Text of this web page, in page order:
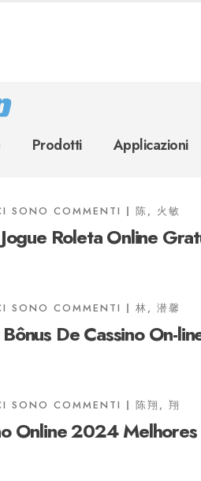
Prodotti Applicazioni
SONO COMMENTI 陈, 火敏
Roleta Online
SONO COMMENTI 林, 潜馨
De Cassino On-
SONO COMMENTI 陈翔, 翔
Online 2024